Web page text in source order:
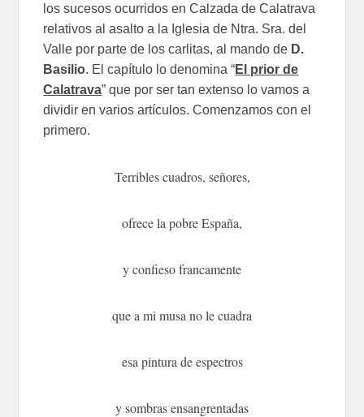
los sucesos ocurridos en Calzada de Calatrava
relativos al asalto a la Iglesia de Ntra. Sra. del
Valle por parte de los carlitas, al mando de D.
Basilio. El capítulo lo denomina “El prior de
Calatrava” que por ser tan extenso lo vamos a
dividir en varios artículos. Comenzamos con el
primero.
Terribles cuadros, señores,
ofrece la pobre España,
y confieso francamente
que a mi musa no le cuadra
esa pintura de espectros
y sombras ensangrentadas